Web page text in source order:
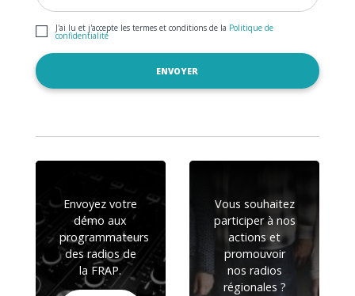
J'ai lu et j'accepte les termes et conditions de la Politique de
confidentialité
Envoyez votre
démo aux
programmateurs
des radios de
la FRAP.
Vous souhaitez
participer à nos
actions et
promouvoir
nos radios
régionales ?